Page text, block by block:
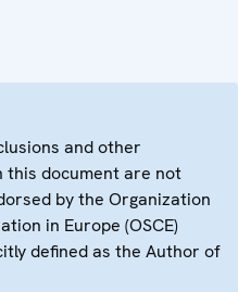
and other
this document are not
by the Organization
in Europe (OSCE)
defined as the Author of